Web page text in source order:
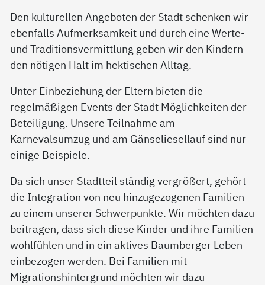
Den kulturellen Angeboten der Stadt schenken wir
ebenfalls Aufmerksamkeit und durch eine Werte-
und Traditionsvermittlung geben wir den Kindern
den nötigen Halt im hektischen Alltag.
Unter Einbeziehung der Eltern bieten die
regelmäßigen Events der Stadt Möglichkeiten der
Beteiligung. Unsere Teilnahme am
Karnevalsumzug und am Gänseliesellauf sind nur
einige Beispiele.
Da sich unser Stadtteil ständig vergrößert, gehört
die Integration von neu hinzugezogenen Familien
zu einem unserer Schwerpunkte. Wir möchten dazu
beitragen, dass sich diese Kinder und ihre Familien
wohlfühlen und in ein aktives Baumberger Leben
einbezogen werden. Bei Familien mit
Migrationshintergrund möchten wir dazu